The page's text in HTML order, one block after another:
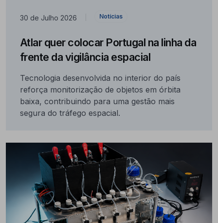
30 de Julho 2026 Notícias
Atlar quer colocar Portugal na linha da
frente da vigilância espacial
Tecnologia desenvolvida no interior do país
reforça monitorização de objetos em órbita
baixa, contribuindo para uma gestão mais
segura do tráfego espacial.